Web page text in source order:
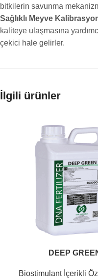
bitkilerin savunma
Sağlıklı Meyve
kaliteye ulaşmasına
çekici hale gelirler.
İlgili ürünler
DEEP
Biostimulant İçerikli